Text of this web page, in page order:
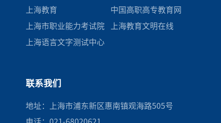
上海教育 中国高职高专教育网
上海市职业能力考试院 上海教育文明在线
上海语言文字测试中心
联系我们
地址：上海市浦东新区惠南镇观海路505号